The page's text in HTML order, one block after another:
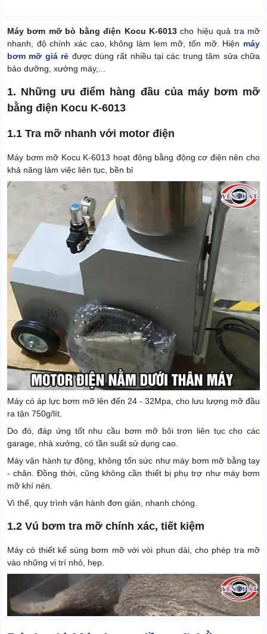
Máy bơm mỡ bò bằng điện Kocu K-6013cho hiệu quả tra mỡ
nhanh, độ chính xác cao, không làm lem mỡ, tốn mỡ. Hiện máy
bơm mỡ giá rẻ được dùng rất nhiều tại các trung tâm sửa chữa
bảo dưỡng, xưởng máy,...
1. Những ưu điểm hàng đầu của máy bơm mỡ
bằng điện Kocu K-6013
1.1 Tra mỡ nhanh với motor điện
Máy bơm mỡ Kocu K-6013 hoạt động bằng động cơ điện nên cho
khả năng làm việc liên tục, bền bỉ
Máy có áp lực bơm mỡ lên đến 24 - 32Mpa, cho lưu lượng mỡ đầu
ra tận 750g/lít.
Do đó, đáp ứng tốt nhu cầu bơm mỡ bôi trơn liên tục cho các
garage, nhà xưởng, có tần suất sử dụng cao.
Máy vận hành tự động, không tốn sức như máy bơm mỡ bằng tay
- chân. Đồng thời, cũng không cần thiết bị phụ trợ như máy bơm
mỡ khí nén.
Vì thế, quy trình vận hành đơn giản, nhanh chóng.
1.2 Vú bơm tra mỡ chính xác, tiết kiệm
Máy có thiết kế súng bơm mỡ với vòi phun dài, cho phép tra mỡ
vào những vị trí nhỏ, hẹp.